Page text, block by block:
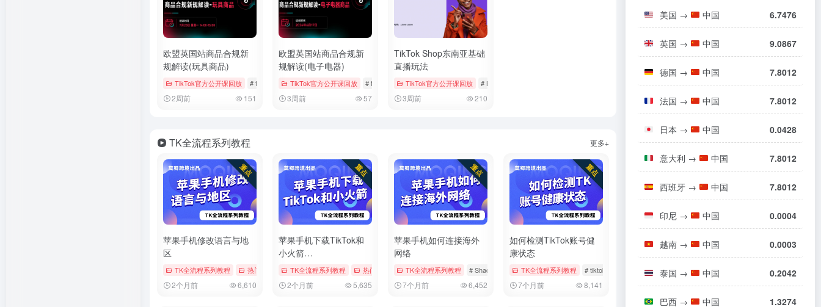
欧盟英国站商品合规新
规解读(玩具商品)
TikTok官方公开课回放 # tiktok # 官方公开课回放 # 玩具
2周前 151
欧盟英国站商品合规新
规解读(电子电器)
TikTok官方公开课回放 # tiktok # 官方公开课回放 # 手机与数码
3周前 57
TikTok Shop东南亚基础
直播玩法
TikTok官方公开课回放 # Bookings & Vouchers
3周前 210
TK全流程系列教程 更多+
苹果手机修改语言与地
区
TK全流程系列教程 热门文章 # tiktok # 修改地区 # 修改时区
2个月前 6,610
苹果手机下载TikTok和
小火箭
（Shadowrocket）
TK全流程系列教程 热门文章 # AppStore # Shadowrocket # tiktok
2个月前 5,635
苹果手机如何连接海外
网络
TK全流程系列教程 # Shadowrocket # tiktok # 小火箭
7个月前 6,452
如何检测TikTok账号健
康状态
TK全流程系列教程 # tiktok # 健康状态 # 状态检测
7个月前 8,141
10 TikTok 在美停止服务，美区 iOS、安卓
已下架
美国 → 中国 6.7476
英国 → 中国 9.0867
德国 → 中国 7.8012
法国 → 中国 7.8012
日本 → 中国 0.0428
意大利 → 中国 7.8012
西班牙 → 中国 7.8012
印尼 → 中国 0.0004
越南 → 中国 0.0003
泰国 → 中国 0.2042
巴西 → 中国 1.3274